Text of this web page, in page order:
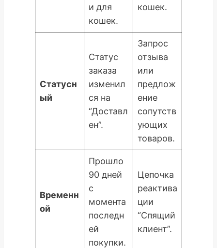
и для
кошек.
кошек.
Статусн
ый
Статус
заказа
изменил
ся на
“Доставл
ен”.
Запрос
отзыва
или
предлож
ение
сопутств
ующих
товаров.
Временн
ой
Прошло
90 дней
с
момента
последн
ей
покупки.
Цепочка
реактива
ции
“Спящий
клиент”.